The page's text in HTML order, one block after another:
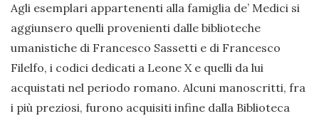
Agli esemplari appartenenti alla famiglia de’ Medici si
aggiunsero quelli provenienti dalle biblioteche
umanistiche di Francesco Sassetti e di Francesco
Filelfo, i codici dedicati a Leone X e quelli da lui
acquistati nel periodo romano. Alcuni manoscritti, fra
i più preziosi, furono acquisiti infine dalla Biblioteca